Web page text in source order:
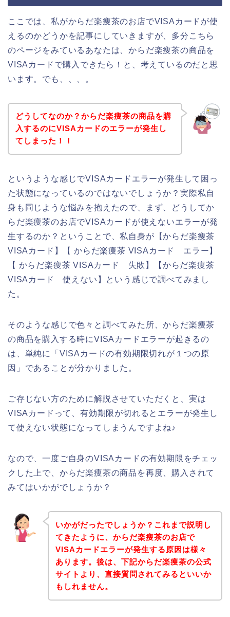
ここでは、私がからだ楽痩茶のお店でVISAカードが使
えるのかどうかを記事にしていきますが、多分こちら
のページをみているあなたは、からだ楽痩茶の商品を
VISAカードで購入できたら！と、考えているのだと思
います。でも、、、。
どうしてなのか？からだ楽痩茶の商品を購
入するのにVISAカードのエラーが発生し
てしまった！！
というような感じでVISAカードエラーが発生して困っ
た状態になっているのではないでしょうか？実際私自
身も同じような悩みを抱えたので、まず、どうしてか
らだ楽痩茶のお店でVISAカードが使えないエラーが発
生するのか？ということで、私自身が【からだ楽痩茶
VISAカード】【 からだ楽痩茶 VISAカード エラー】
【 からだ楽痩茶 VISAカード 失敗】【からだ楽痩茶
VISAカード 使えない】という感じで調べてみまし
た。
そのような感じで色々と調べてみた所、からだ楽痩茶
の商品を購入する時にVISAカードエラーが起きるの
は、単純に「VISAカードの有効期限切れが１つの原
因」であることが分かりました。
ご存じない方のために解説させていただくと、実は
VISAカードって、有効期限が切れるとエラーが発生し
て使えない状態になってしまうんですよね♪
なので、一度ご自身のVISAカードの有効期限をチェッ
クした上で、からだ楽痩茶の商品を再度、購入されて
みてはいかがでしょうか？
いかがだったでしょうか？これまで説明し
てきたように、からだ楽痩茶のお店で
VISAカードエラーが発生する原因は様々
あります。後は、下記からだ楽痩茶の公式
サイトより、直接質問されてみるといいか
もしれません。